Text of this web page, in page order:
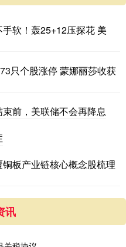
软！轰25+12压探花 美
只个股涨停 蒙娜丽莎收获
前，美联储不会再降息
板产业链核心概念股梳理
讯